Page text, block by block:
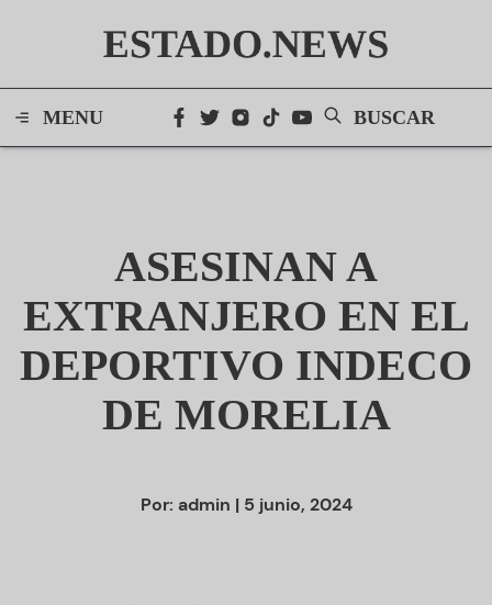
ESTADO.NEWS
MENU BUSCAR
ASESINAN A
EXTRANJERO EN EL
DEPORTIVO INDECO
DE MORELIA
Por: admin | 5 junio, 2024